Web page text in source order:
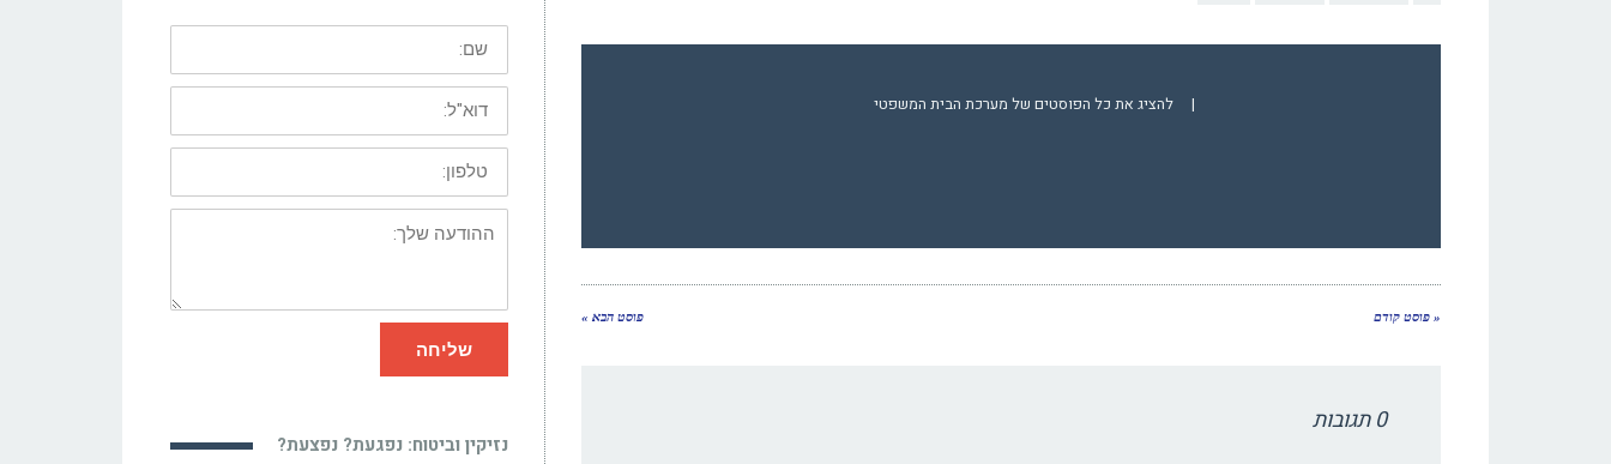
| להציג את כל הפוסטים של מערכת הבית המשפטי
« פוסט קודם פוסט הבא »
0 תגובות
שם:
דוא"ל:
טלפון:
ההודעה
שלך:
שליחה
נזיקין וביטוח: נפגעת? נפצעת?